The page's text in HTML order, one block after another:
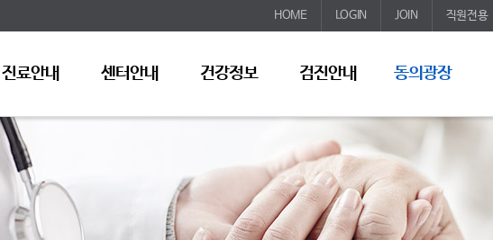
HOME LOGIN JOIN 직원전용
진료안내 센터안내 건강정보 검진안내 동의광장